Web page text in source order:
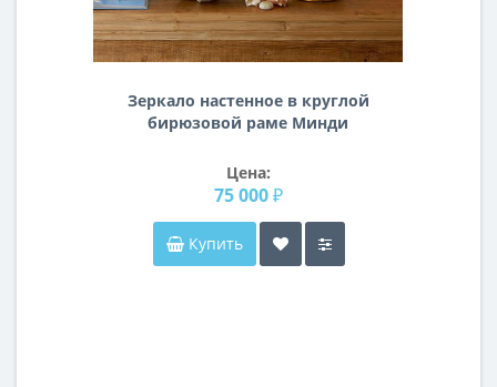
Зеркало настенное в круглой
бирюзовой раме Минди
Цена:
75 000 ₽
Купить